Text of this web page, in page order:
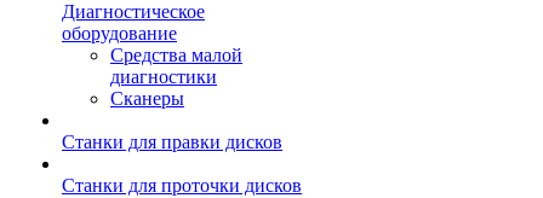
Диагностическое
оборудование
Средства малой
диагностики
Сканеры
Станки для правки дисков
Станки для проточки дисков